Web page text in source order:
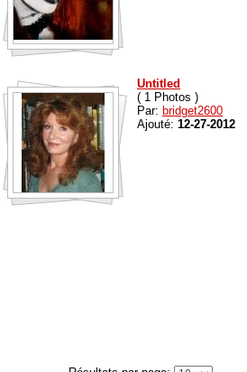
Untitled
( 1 Photos )
Par: bridget2600
Ajouté: 12-27-2012